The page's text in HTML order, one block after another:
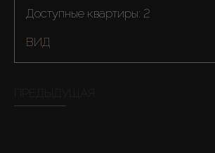
Доступные квартиры: 2
ВИД